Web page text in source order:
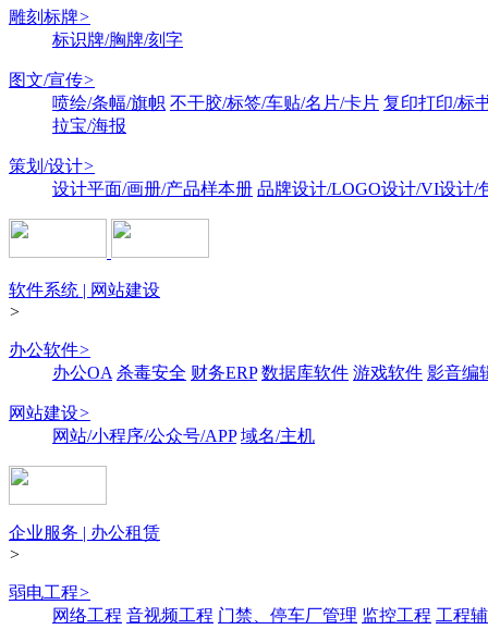
雕刻标牌>
标识牌/胸牌/刻字
图文/宣传>
喷绘/条幅/旗帜 不干胶/标签/车贴/名片/卡片 复印打印/标
拉宝/海报
策划/设计>
设计平面/画册/产品样本册 品牌设计/LOGO设计/VI设计/
软件系统 | 网站建设
>
办公软件>
办公OA 杀毒安全 财务ERP 数据库软件 游戏软件 影音编
网站建设>
网站/小程序/公众号/APP 域名/主机
企业服务 | 办公租赁
>
弱电工程>
网络工程 音视频工程 门禁、停车厂管理 监控工程 工程